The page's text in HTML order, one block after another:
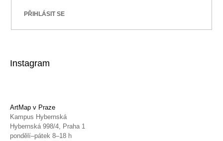
PŘIHLÁSIT SE
Instagram
ArtMap v Praze
Kampus Hybernská
Hybernská 998/4, Praha 1
pondělí–pátek 8–18 h